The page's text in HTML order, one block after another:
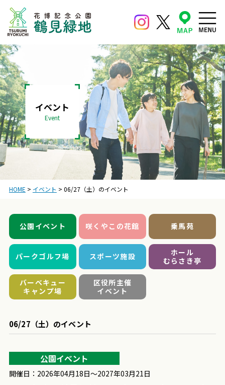
イベント
Event
HOME > イベント > 06/27（土）のイベント
公園イベント 咲くやこの花館 乗馬苑
パークゴルフ場 スポーツ施設
ホール
むらさき亭
バーベキュー
キャンプ場
区役所主催
イベント
06/27（土）のイベント
公園イベント
開催日：2026年04月18日〜2027年03月21日